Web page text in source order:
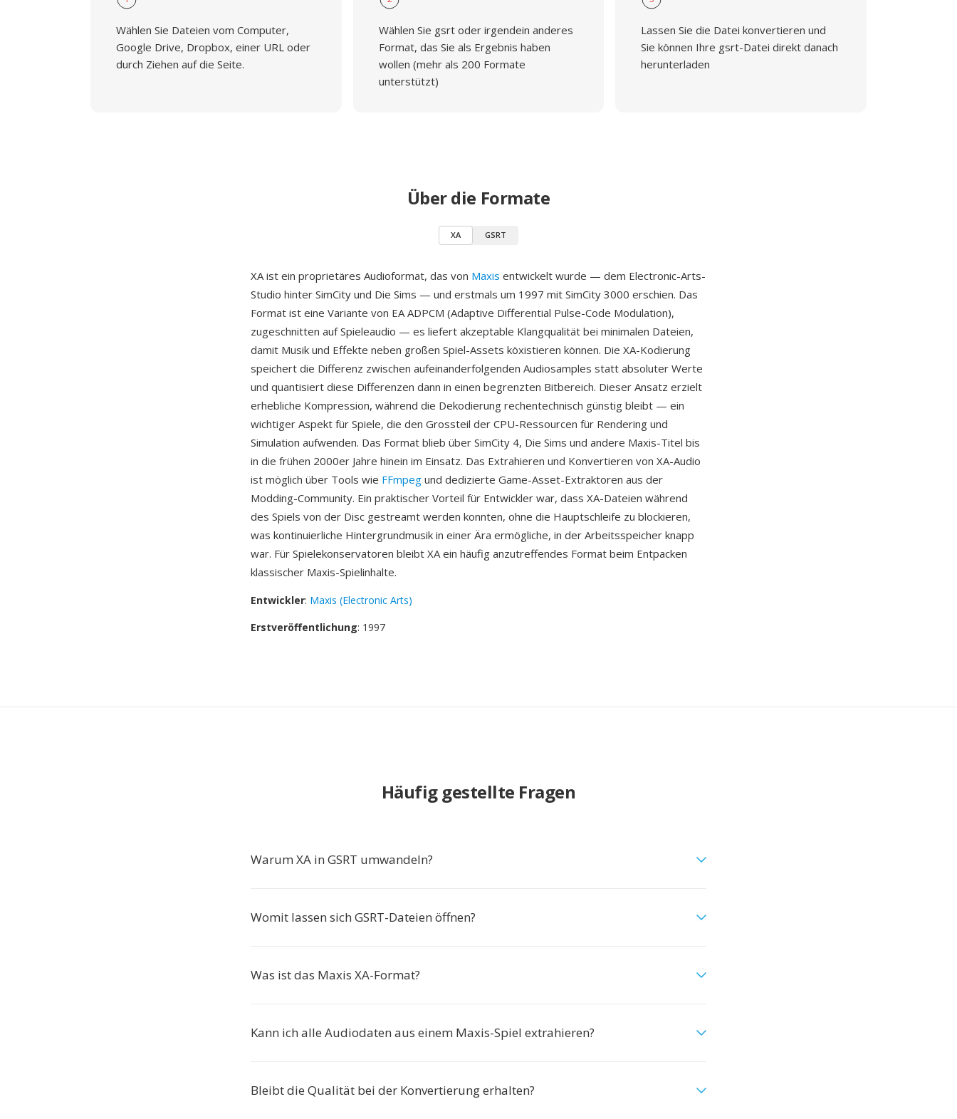
Wählen Sie Dateien vom Computer,
Google Drive, Dropbox, einer URL oder
durch Ziehen auf die Seite.
Wählen Sie gsrt oder irgendein anderes
Format, das Sie als Ergebnis haben
wollen (mehr als 200 Formate
unterstützt)
Lassen Sie die Datei konvertieren und
Sie können Ihre gsrt-Datei direkt danach
herunterladen
Über die Formate
XA GSRT
XA ist ein proprietäres Audioformat, das von Maxis entwickelt wurde — dem Electronic-Arts-
Studio hinter SimCity und Die Sims — und erstmals um 1997 mit SimCity 3000 erschien. Das
Format ist eine Variante von EA ADPCM (Adaptive Differential Pulse-Code Modulation),
zugeschnitten auf Spieleaudio — es liefert akzeptable Klangqualität bei minimalen Dateien,
damit Musik und Effekte neben großen Spiel-Assets köxistieren können. Die XA-Kodierung
speichert die Differenz zwischen aufeinanderfolgenden Audiosamples statt absoluter Werte
und quantisiert diese Differenzen dann in einen begrenzten Bitbereich. Dieser Ansatz erzielt
erhebliche Kompression, während die Dekodierung rechentechnisch günstig bleibt — ein
wichtiger Aspekt für Spiele, die den Grossteil der CPU-Ressourcen für Rendering und
Simulation aufwenden. Das Format blieb über SimCity 4, Die Sims und andere Maxis-Titel bis
in die frühen 2000er Jahre hinein im Einsatz. Das Extrahieren und Konvertieren von XA-Audio
ist möglich über Tools wie FFmpeg und dedizierte Game-Asset-Extraktoren aus der
Modding-Community. Ein praktischer Vorteil für Entwickler war, dass XA-Dateien während
des Spiels von der Disc gestreamt werden konnten, ohne die Hauptschleife zu blockieren,
was kontinuierliche Hintergrundmusik in einer Ära ermögliche, in der Arbeitsspeicher knapp
war. Für Spielekonservatoren bleibt XA ein häufig anzutreffendes Format beim Entpacken
klassischer Maxis-Spielinhalte.
Entwickler: Maxis (Electronic Arts)
Erstveröffentlichung: 1997
Häufig gestellte Fragen
Warum XA in GSRT umwandeln?
Womit lassen sich GSRT-Dateien öffnen?
Was ist das Maxis XA-Format?
Kann ich alle Audiodaten aus einem Maxis-Spiel extrahieren?
Bleibt die Qualität bei der Konvertierung erhalten?